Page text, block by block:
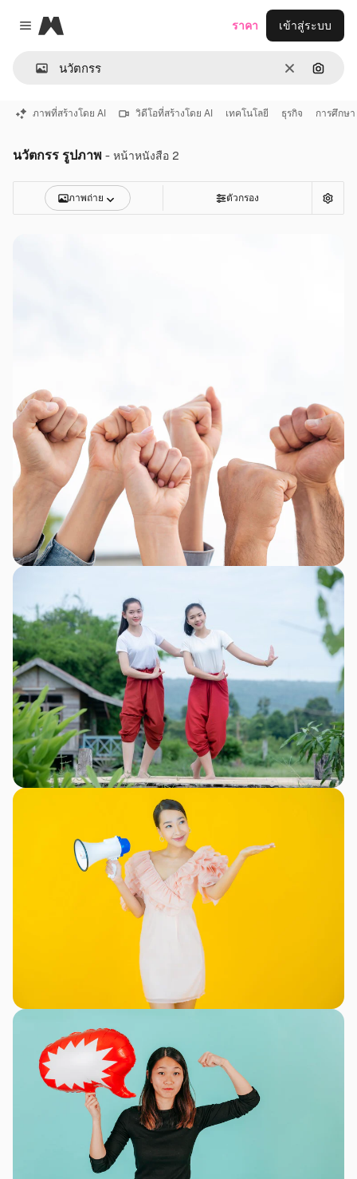
Close menu
Magnific
ชัดเจนค้นหา
ราคา เข้าสู่ระบบ
ภาพที่สร้างโดย AI วิดีโอที่สร้างโดย AI เทคโนโลยี ธุรกิจ การศึกษา
นวัตกรร รูปภาพ - หน้าหนังสือ 2
ภาพถ่าย ตัวกรอง